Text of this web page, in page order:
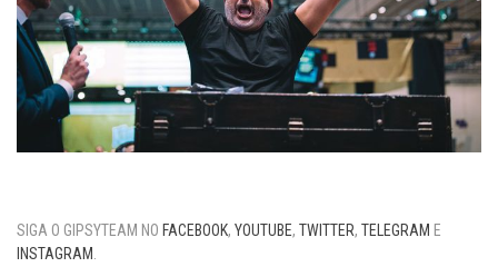
SIGA O GIPSYTEAM NO FACEBOOK, YOUTUBE, TWITTER, TELEGRAM E
INSTAGRAM